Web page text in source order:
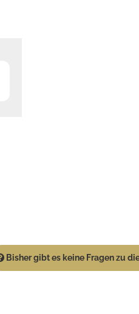
Bisher gibt es keine Fragen zu